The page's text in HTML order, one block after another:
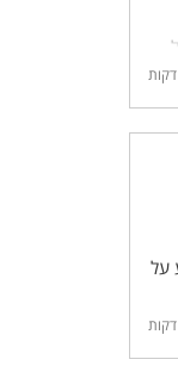
דקות
על
דקות